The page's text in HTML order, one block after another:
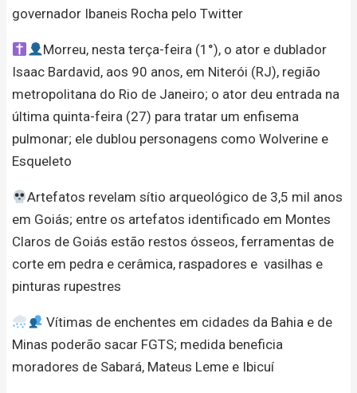
governador Ibaneis Rocha pelo Twitter
Morreu, nesta terça-feira (1°), o ator e dublador
Isaac Bardavid, aos 90 anos, em Niterói (RJ), região
metropolitana do Rio de Janeiro; o ator deu entrada na
última quinta-feira (27) para tratar um enfisema
pulmonar; ele dublou personagens como Wolverine e
Esqueleto
Artefatos revelam sítio arqueológico de 3,5 mil anos
em Goiás; entre os artefatos identificado em Montes
Claros de Goiás estão restos ósseos, ferramentas de
corte em pedra e cerâmica, raspadores e vasilhas e
pinturas rupestres
Vítimas de enchentes em cidades da Bahia e de
Minas poderão sacar FGTS; medida beneficia
moradores de Sabará, Mateus Leme e Ibicuí